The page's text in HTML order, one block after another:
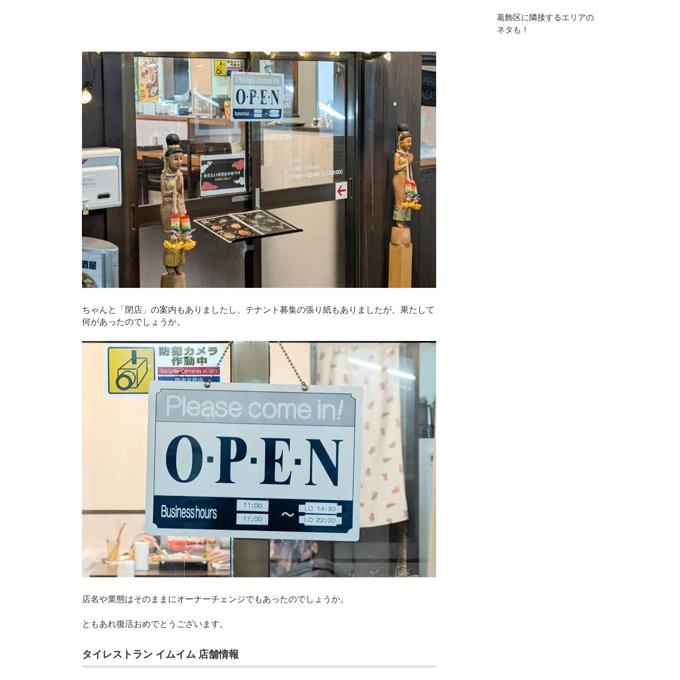
ちゃんと「閉店」の案内もありましたし、テナント募集の張り紙もありましたが、果たして
何があったのでしょうか。
店名や業態はそのままにオーナーチェンジでもあったのでしょうか。
ともあれ復活おめでとうございます。
タイレストラン イムイム 店舗情報
葛飾区に隣接するエリアの
ネタも！